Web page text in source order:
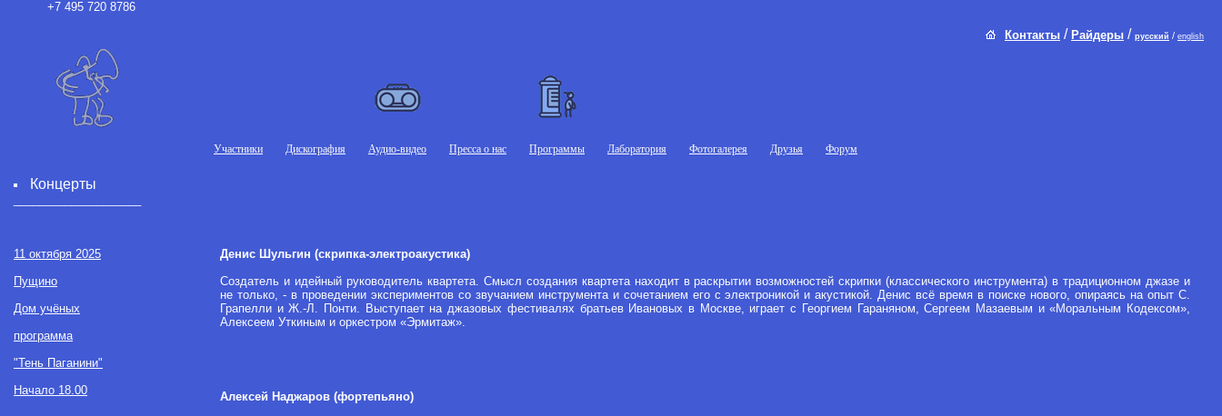
+7 495 720 8786
Концерты
11 октября 2025
Пущино
Дом учёных
программа
"Тень Паганини"
Начало 18.00
Контакты / Райдеры / русский / english
Участники Дискография Аудио-видео Пресса о нас Программы Лаборатория Фотогалерея Друзья Форум
Денис Шульгин (скрипка-электроакустика)
Создатель и идейный руководитель квартета. Смысл создания квартета находит в раскрытии возможностей скрипки (классического инструмента) в традиционном джазе и
не только, - в проведении экспериментов со звучанием инструмента и сочетанием его с электроникой и акустикой. Денис всё время в поиске нового, опираясь на опыт С.
Грапелли и Ж.-Л. Понти. Выступает на джазовых фестивалях братьев Ивановых в Москве, играет с Георгием Гараняном, Сергеем Мазаевым и «Моральным Кодексом»,
Алексеем Уткиным и оркестром «Эрмитаж».
Алексей Наджаров (фортепьяно)